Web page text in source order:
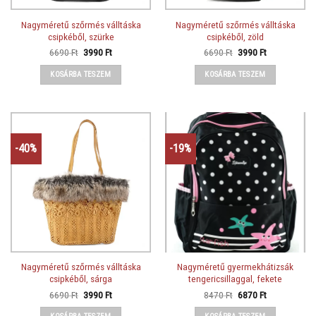
Nagyméretű szőrmés válltáska
csipkéből, szürke
6690Ft Original
was:
6690 Ft.
3990FtCurrent
KOSÁRBA TESZEM
Nagyméretű szőrmés válltáska
csipkéből, zöld
6690Ft Original
was:
6690 Ft.
3990FtCurrent
KOSÁRBA TESZEM
-40%
Nagyméretű szőrmés válltáska
csipkéből, sárga
6690Ft Original
was:
3990FtCurrent
-19%
Nagyméretű gyermekhátizsák
tengericsillaggal, fekete
8470Ft Original
was:
6870FtCurrent